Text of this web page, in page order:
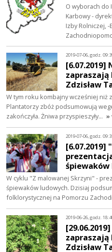
O wyborach do
Karbowy -
Izby Rolniczej,
2019-07-06, godz.
[6.07.2019]
zapraszają
Zdzisław
W tym roku kombajny wcześniej niż
Plantatorzy zbóż podsumowują
zakończyła. Żniwa przyspieszyły… »
2019-07-06, godz.
W cyklu "Z malowanej Skrzyni" -
śpiewaków ludowych. Dzisiaj
folklorystycznej na Pomorzu
2019-06-26, godz.
zapraszają
Zdzisław